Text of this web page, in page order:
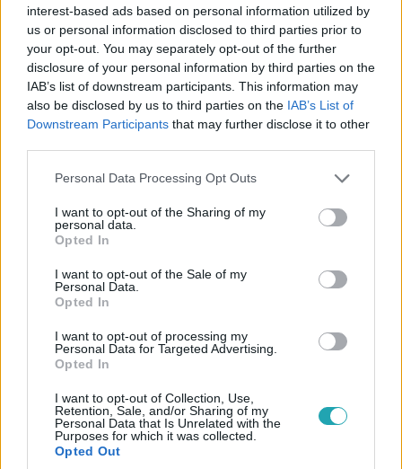
interest-based ads based on personal information utilized by
us or personal information disclosed to third parties prior to
your opt-out. You may separately opt-out of the further
disclosure of your personal information by third parties on the
IAB’s list of downstream participants. This information may
also be disclosed by us to third parties on the IAB’s List of
Downstream Participants that may further disclose it to other
Please note that this website/app uses one or more Google
not limited to your visit or usage behaviour. You may click to
grant or deny consent to Google and its third-party tags to
use your data for below specified purposes in below Google
consent section.
Personal Data Processing Opt Outs
I want to opt-out of the Sharing of my
personal data.
Opted In
I want to opt-out of the Sale of my
Personal Data.
Opted In
I want to opt-out of processing my
Personal Data for Targeted Advertising.
Opted In
I want to opt-out of Collection, Use,
Retention, Sale, and/or Sharing of my
Personal Data that Is Unrelated with the
Purposes for which it was collected.
Opted Out
Bulvár
2022. december 24. 8:11
Megszólalt Opitz Barbi barátja és kavarásról
beszél, a lány nővére szerint a srác életveszélyes
nővére is.
2022. július 9. 11:37